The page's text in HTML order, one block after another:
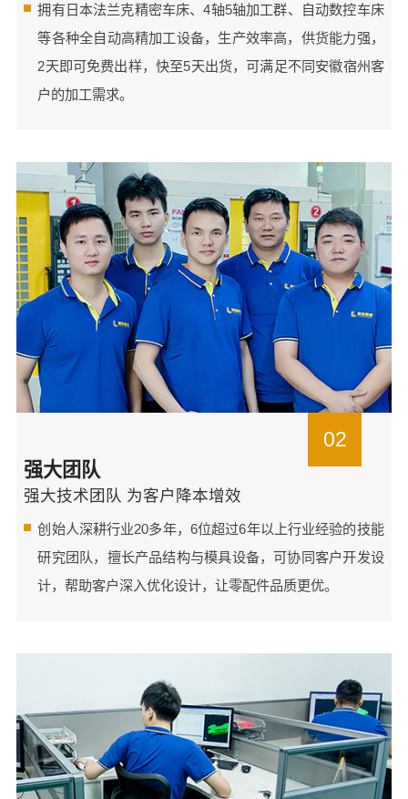
拥有日本法兰克精密车床、4轴5轴加工群、自动数控车床
等各种全自动高精加工设备，生产效率高，供货能力强，
2天即可免费出样，快至5天出货，可满足不同安徽宿州客
户的加工需求。
02
强大团队
强大技术团队 为客户降本增效
创始人深耕行业20多年，6位超过6年以上行业经验的技能
研究团队，擅长产品结构与模具设备，可协同客户开发设
计，帮助客户深入优化设计，让零配件品质更优。